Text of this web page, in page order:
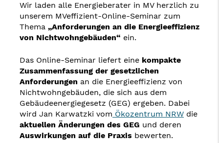
Wir laden alle Energieberater in MV herzlich zu
unserem MVeffizient-Online-Seminar zum
Thema „Anforderungen an die Energieeffizienz
von Nichtwohngebäuden“ ein.
Das Online-Seminar liefert eine kompakte
Zusammenfassung der gesetzlichen
Anforderungen an die Energieeffizienz von
Nichtwohngebäuden, die sich aus dem
Gebäudeenergiegesetz (GEG) ergeben. Dabei
wird Jan Karwatzki vom Ökozentrum NRW die
aktuellen Änderungen des GEG und deren
Auswirkungen auf die Praxis bewerten.